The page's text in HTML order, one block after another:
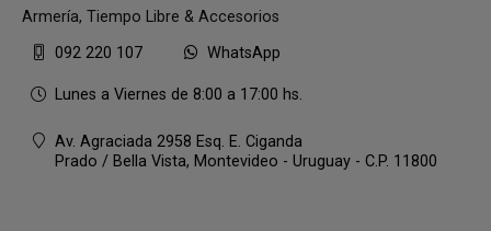
Armería, Tiempo Libre & Accesorios
092 220 107
WhatsApp
Lunes a Viernes de 8:00 a 17:00 hs.
Av. Agraciada 2958 Esq. E. Ciganda
Prado / Bella Vista, Montevideo - Uruguay - C.P. 11800